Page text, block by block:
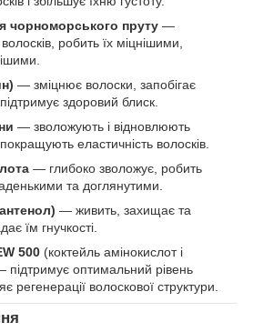
чорноморського пруту —
робить їх міцнішими,
— зміцнює волоски, запобігає
здоровий блиск.
— зволожують і відновлюють
еластичність волосків.
— глибоко зволожує, робить
та доглянутими.
— живить, захищає та
їм гнучкості.
500 (коктейль амінокислот і
підтримує оптимальний рівень
регенерації волоскової структури.